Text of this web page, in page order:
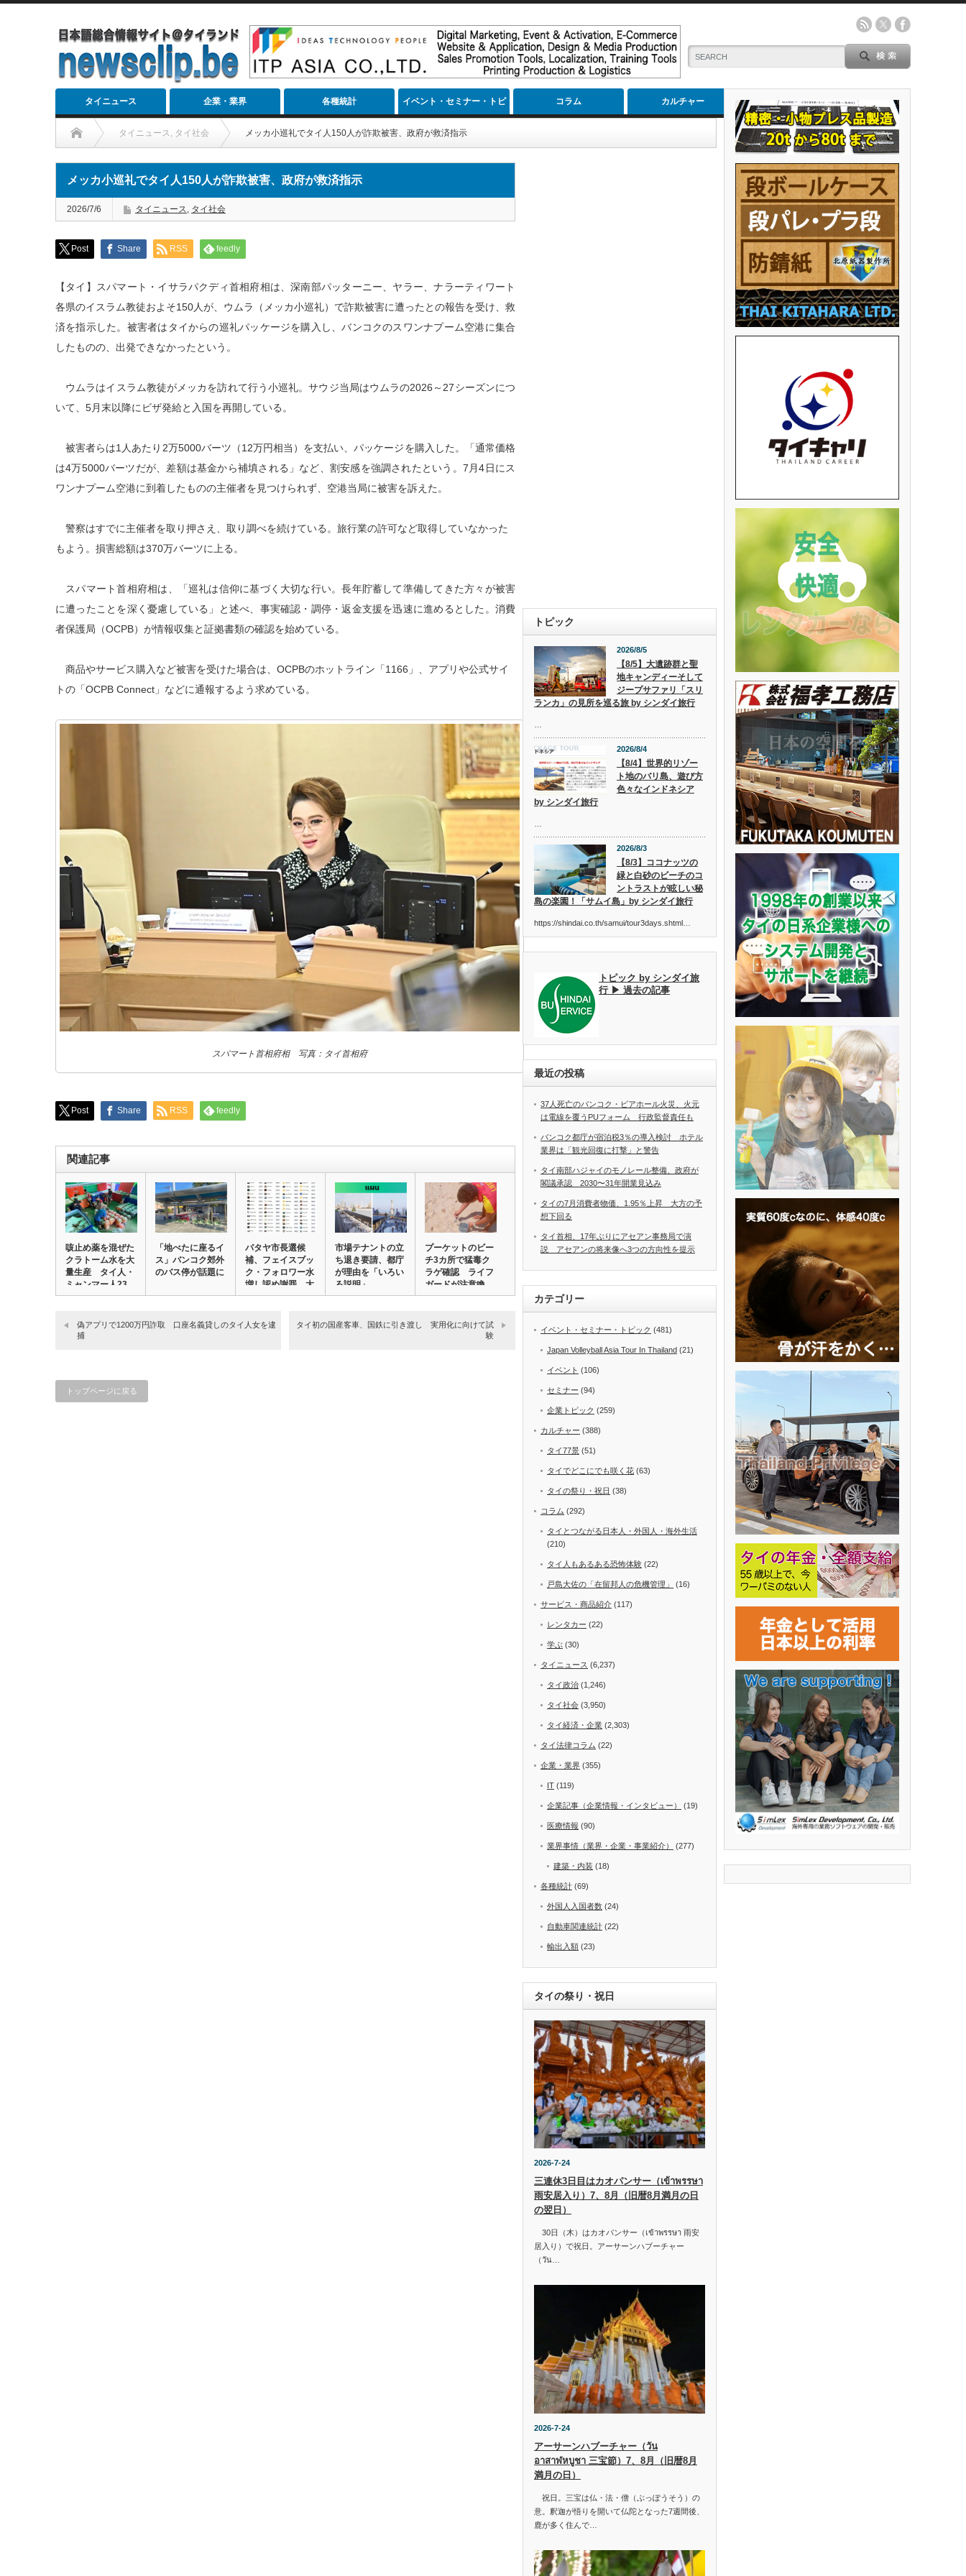
タイニュース 企業・業界 各種統計 イベント・セミナー・トピ
ック
コラム カルチャー
タイニュース, タイ社会 メッカ小巡礼でタイ人150人が詐欺被害、政府が救済指示
メッカ小巡礼でタイ人150人が詐欺被害、政府が救済指示
2026/7/6 タイニュース, タイ社会
Post Share RSS feedly
【タイ】スパマート・イサラパクディ首相府相は、深南部パッターニー、ヤラー、ナラーティワート
各県のイスラム教徒およそ150人が、ウムラ（メッカ小巡礼）で詐欺被害に遭ったとの報告を受け、救
済を指示した。被害者はタイからの巡礼パッケージを購入し、バンコクのスワンナプーム空港に集合
したものの、出発できなかったという。
ウムラはイスラム教徒がメッカを訪れて行う小巡礼。サウジ当局はウムラの2026～27シーズンにつ
いて、5月末以降にビザ発給と入国を再開している。
被害者らは1人あたり2万5000バーツ（12万円相当）を支払い、パッケージを購入した。「通常価格
は4万5000バーツだが、差額は基金から補填される」など、割安感を強調されたという。7月4日にス
ワンナプーム空港に到着したものの主催者を見つけられず、空港当局に被害を訴えた。
警察はすでに主催者を取り押さえ、取り調べを続けている。旅行業の許可など取得していなかった
もよう。損害総額は370万バーツに上る。
スパマート首相府相は、「巡礼は信仰に基づく大切な行い。長年貯蓄して準備してきた方々が被害
に遭ったことを深く憂慮している」と述べ、事実確認・調停・返金支援を迅速に進めるとした。消費
者保護局（OCPB）が情報収集と証拠書類の確認を始めている。
商品やサービス購入など被害を受けた場合は、OCPBのホットライン「1166」、アプリや公式サイ
トの「OCPB Connect」などに通報するよう求めている。
スパマート首相府相 写真：タイ首相府
Post Share RSS feedly
関連記事
咳止め薬を混ぜた
クラトーム水を大
量生産 タイ人・
ミャンマー人23…
「地べたに座るイ
ス」バンコク郊外
のバス停が話題に
パタヤ市長選候
補、フェイスブッ
ク・フォロワー水
増し認め謝罪 大
半…
市場テナントの立
ち退き要請、都庁
が理由を「いろい
ろ説明」
プーケットのビー
チ3カ所で猛毒ク
ラゲ確認 ライフ
ガードが注意喚
起…
偽アプリで1200万円詐取 口座名義貸しのタイ人女を逮
捕
タイ初の国産客車、国鉄に引き渡し 実用化に向けて試
験
トップページに戻る
トピック
2026/8/5
【8/5】大遺跡群と聖
地キャンディーそして
ジープサファリ「スリ
ランカ」の見所を巡る旅 by シンダイ旅行
2026/8/4
【8/4】世界的リゾー
ト地のバリ島、遊び方
色々なインドネシア
by シンダイ旅行
2026/8/3
【8/3】ココナッツの
緑と白砂のビーチのコ
ントラストが眩しい秘
島の楽園！「サムイ島」by シンダイ旅行
https://shindai.co.th/samui/tour3days.shtml…
トピック by シンダイ旅
行 ▶ 過去の記事
最近の投稿
37人死亡のバンコク・ビアホール火災、火元
は電線を覆うPUフォーム 行政監督責任も
バンコク都庁が宿泊税3％の導入検討 ホテル
業界は「観光回復に打撃」と警告
タイ南部ハジャイのモノレール整備、政府が
閣議承認 2030〜31年開業見込み
タイの7月消費者物価、1.95％上昇 大方の予
想下回る
タイ首相、17年ぶりにアセアン事務局で演
説 アセアンの将来像へ3つの方向性を提示
カテゴリー
イベント・セミナー・トピック (481)
Japan Volleyball Asia Tour In Thailand (21)
イベント (106)
セミナー (94)
企業トピック (259)
カルチャー (388)
タイ77景 (51)
タイでどこにでも咲く花 (63)
タイの祭り・祝日 (38)
コラム (292)
タイとつながる日本人・外国人・海外生活
(210)
タイ人もあるある恐怖体験 (22)
戸島大佐の「在留邦人の危機管理」 (16)
サービス・商品紹介 (117)
レンタカー (22)
学ぶ (30)
タイニュース (6,237)
タイ政治 (1,246)
タイ社会 (3,950)
タイ経済・企業 (2,303)
タイ法律コラム (22)
企業・業界 (355)
IT (119)
企業記事（企業情報・インタビュー） (19)
医療情報 (90)
業界事情（業界・企業・事業紹介） (277)
建築・内装 (18)
各種統計 (69)
外国人入国者数 (24)
自動車関連統計 (22)
輸出入額 (23)
タイの祭り・祝日
2026-7-24
三連休3日目はカオパンサー（เข้าพรรษา
雨安居入り）7、8月（旧暦8月満月の日
の翌日）
30日（木）はカオパンサー（เข้าพรรษา 雨安
居入り）で祝日。アーサーンハブーチャー
（วัน…
2026-7-24
アーサーンハブーチャー（วัน
อาสาฬหบูชา 三宝節）7、8月（旧暦8月
満月の日）
祝日。三宝は仏・法・僧（ぶっぽうそう）の
意。釈迦が悟りを開いて仏陀となった7週間後、
鹿が多く住んで…